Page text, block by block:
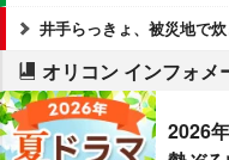
井手らっきょ、被災地で
オリコン インフォメ
2026